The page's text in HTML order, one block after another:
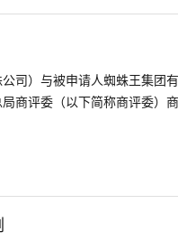
司）与被申请人蜘蛛王集团
商评委（以下简称商评委）